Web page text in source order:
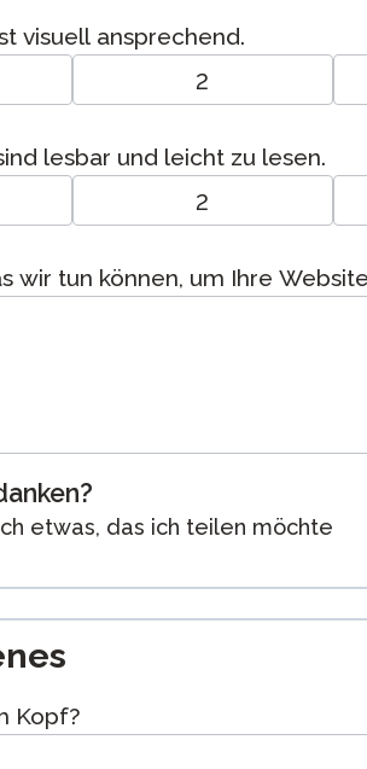
visuell ansprechend.
2
lesbar und leicht zu lesen.
2
wir tun können, um Ihre
etwas, das ich teilen möchte
Kopf?